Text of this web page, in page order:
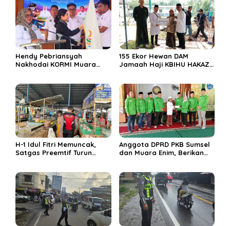
Hendy Pebriansyah
Nakhodai KORMI Muara
155 Ekor Hewan DAM
Jamaah Haji KBIHU HAKAZA
H-1 Idul Fitri Memuncak,
Satgas Preemtif Turun
Anggota DPRD PKB Sumsel
dan Muara Enim, Berikan